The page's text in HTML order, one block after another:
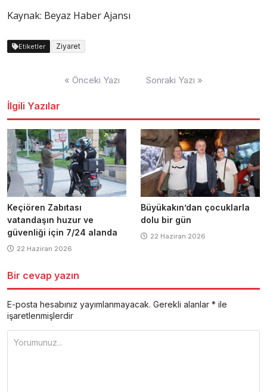
Kaynak: Beyaz Haber Ajansı
Etiketler Ziyaret
« Önceki Yazı Sonraki Yazı »
İlgili Yazılar
Keçiören Zabıtası
vatandaşın huzur ve
güvenliği için 7/24 alanda
22 Haziran 2026
Büyükakın’dan çocuklarla
dolu bir gün
22 Haziran 2026
Bir cevap yazın
E-posta hesabınız yayımlanmayacak. Gerekli alanlar * ile
işaretlenmişlerdir